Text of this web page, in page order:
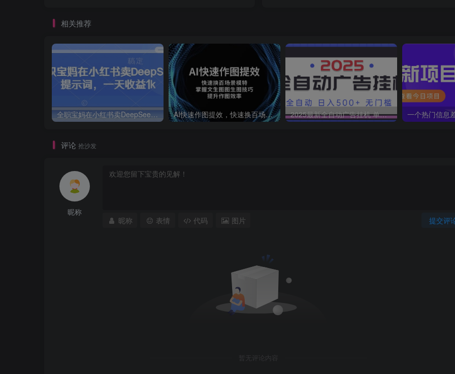
相关推荐
全职宝妈在小红书卖DeepSeek提示词，一天收益1k AI快速作图提效，快速换百场景模特，掌握文生图图生图技巧，提升作图效率 2025最新全自动广告挂机 单机500+实操分享 小白可无脑操作
评论 抢沙发
昵称
提交评
昵称 表情 代码 图片
暂无评论内容